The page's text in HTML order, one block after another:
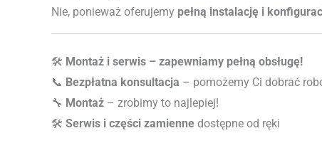
Nie, ponieważ oferujemy pełną instalację i
🛠️ Montaż i serwis – zapewniamy pełną obsługę!
📞 Bezpłatna konsultacja – pomożemy Ci dobrać
🔧 Montaż – zrobimy to najlepiej!
🛠️ Serwis i części zamienne dostępne od ręki